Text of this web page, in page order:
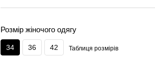
Розмір жіночого одягу
34 36 42 Таблиця розмірів